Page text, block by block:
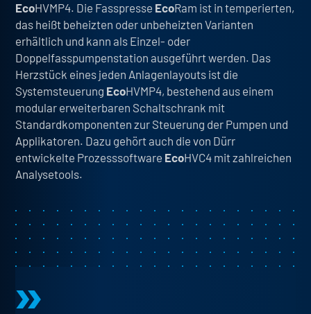
EcoHVMP4. Die Fasspresse EcoRam ist in temperierten,
das heißt beheizten oder unbeheizten Varianten
erhältlich und kann als Einzel- oder
Doppelfasspumpenstation ausgeführt werden. Das
Herzstück eines jeden Anlagenlayouts ist die
Systemsteuerung EcoHVMP4, bestehend aus einem
modular erweiterbaren Schaltschrank mit
Standardkomponenten zur Steuerung der Pumpen und
Applikatoren. Dazu gehört auch die von Dürr
entwickelte Prozesssoftware EcoHVC4 mit zahlreichen
Analysetools.